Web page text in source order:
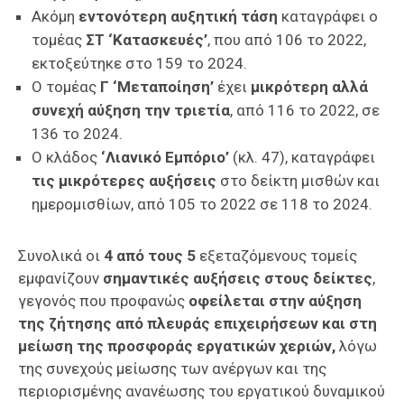
Ακόμη εντονότερη αυξητική τάση καταγράφει ο
τομέας ΣΤ ‘Κατασκευές’, που από 106 το 2022,
εκτοξεύτηκε στο 159 το 2024.
Ο τομέας Γ ‘Μεταποίηση’ έχει μικρότερη αλλά
συνεχή αύξηση την τριετία, από 116 το 2022, σε
136 το 2024.
Ο κλάδος ‘Λιανικό Εμπόριο’ (κλ. 47), καταγράφει
τις μικρότερες αυξήσεις στο δείκτη μισθών και
ημερομισθίων, από 105 το 2022 σε 118 το 2024.
Συνολικά οι 4 από τους 5 εξεταζόμενους τομείς
εμφανίζουν σημαντικές αυξήσεις στους δείκτες,
γεγονός που προφανώς οφείλεται στην αύξηση
της ζήτησης από πλευράς επιχειρήσεων και στη
μείωση της προσφοράς εργατικών χεριών, λόγω
της συνεχούς μείωσης των ανέργων και της
περιορισμένης ανανέωσης του εργατικού δυναμικού